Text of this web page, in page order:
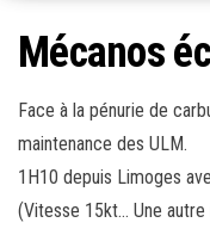
Mécanos
Face à la pénurie de
maintenance des ULM.
1H10 depuis Limoges
(Vitesse 15kt… Une